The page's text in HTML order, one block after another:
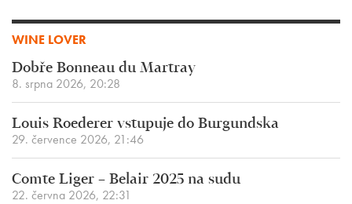
WINE LOVER
Dobře Bonneau du Martray
8. srpna 2026, 20:28
Louis Roederer vstupuje do Burgundska
29. července 2026, 21:46
Comte Liger – Belair 2025 na sudu
22. června 2026, 22:31